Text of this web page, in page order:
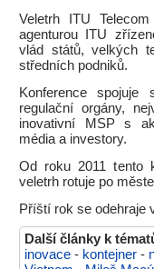
Veletrh ITU
agenturou ITU
vlád států, velkých
středních podniků.
Konference spojuje
regulační orgány,
inovativní MSP s
média a investory.
Od roku 2011 tento
veletrh rotuje po
Příští rok se odehraje
Další články k
inovace - kontejner -